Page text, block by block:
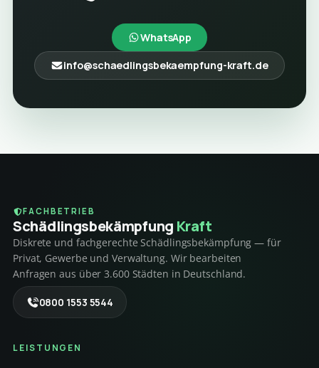
WhatsApp
info@schaedlingsbekaempfung-kraft.de
FACHBETRIEB
Schädlings­bekämpfung Kraft
Diskrete und fachgerechte Schädlingsbekämpfung — für
Privat, Gewerbe und Verwaltung. Wir bearbeiten
Anfragen aus über 3.600 Städten in Deutschland.
0800 1553 5544
LEISTUNGEN